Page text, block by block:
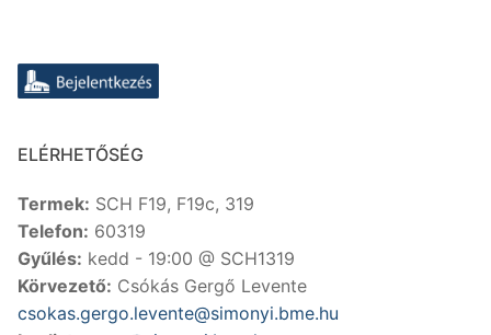
ELÉRHETŐSÉG
Termek: SCH F19, F19c, 319
Telefon: 60319
Gyűlés: kedd - 19:00 @ SCH1319
Körvezető: Csókás Gergő Levente
csokas.gergo.levente@simonyi.bme.hu